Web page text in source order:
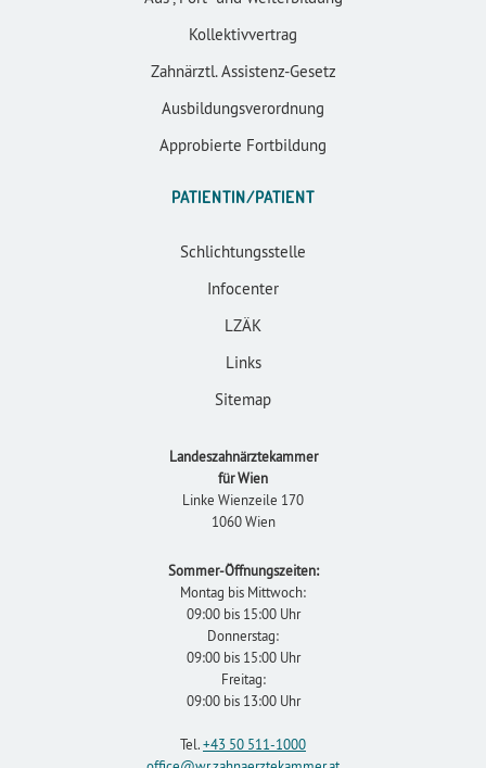
Kollektivvertrag
Zahnärztl. Assistenz-Gesetz
Ausbildungsverordnung
Approbierte Fortbildung
PATIENTIN/PATIENT
Schlichtungsstelle
Infocenter
LZÄK
Links
Sitemap
Landeszahnärztekammer
für Wien
Linke Wienzeile 170
1060 Wien
Sommer-Öffnungszeiten:
Montag bis Mittwoch:
09:00 bis 15:00 Uhr
Donnerstag:
09:00 bis 15:00 Uhr
Freitag:
09:00 bis 13:00 Uhr
Tel.+43 50 511-1000